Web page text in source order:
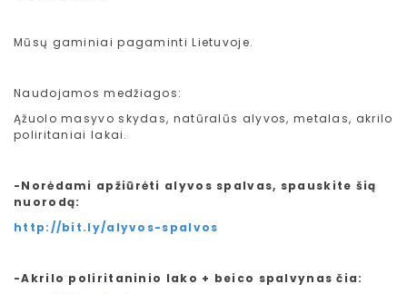
Mūsų gaminiai pagaminti Lietuvoje.
Naudojamos medžiagos:
Ąžuolo masyvo skydas, natūralūs alyvos, metalas, akrilo
poliritaniai lakai.
-Norėdami apžiūrėti alyvos spalvas, spauskite šią
nuorodą:
http://bit.ly/alyvos-spalvos
-Akrilo poliritaninio lako + beico spalvynas čia: